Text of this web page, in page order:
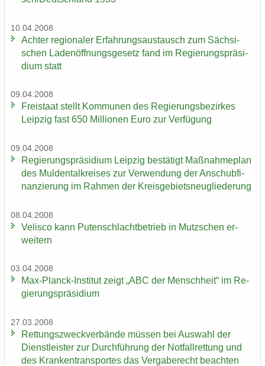
10.04.2008
Ach­ter re­gio­na­ler Er­fah­rungs­aus­tausch zum Säch­si­
schen La­den­öff­nungs­ge­setz fand im Re­gie­rungs­prä­si­
di­um statt
09.04.2008
Frei­staat stellt Kom­mu­nen des Re­gie­rungs­be­zir­kes
Leip­zig fast 650 Mil­lio­nen Euro zur Ver­fü­gung
09.04.2008
Re­gie­rungs­prä­si­di­um Leip­zig be­stä­tigt Maß­nah­me­plan
des Mul­den­tal­krei­ses zur Ver­wen­dung der An­schub­fi­
nan­zie­rung im Rah­men der Kreis­ge­biets­neu­glie­de­rung
08.04.2008
Ve­lis­co kann Pu­ten­schlacht­be­trieb in Mutz­schen er­
wei­tern
03.04.2008
Max-​Planck-Institut zeigt „ABC der Mensch­heit“ im Re­
gie­rungs­prä­si­di­um
27.03.2008
Ret­tungs­zweck­ver­bän­de müs­sen bei Aus­wahl der
Dienst­leis­ter zur Durch­füh­rung der Not­fall­ret­tung und
des Kran­ken­trans­por­tes das Ver­ga­be­recht be­ach­ten